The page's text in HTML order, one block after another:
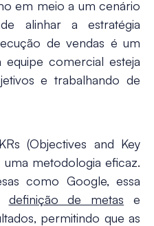
em meio a um cenário
alinhar a estratégia
de vendas é um
equipe comercial esteja
e trabalhando de
(Objectives and Key
metodologia eficaz.
como Google, essa
definição de metas e
permitindo que as